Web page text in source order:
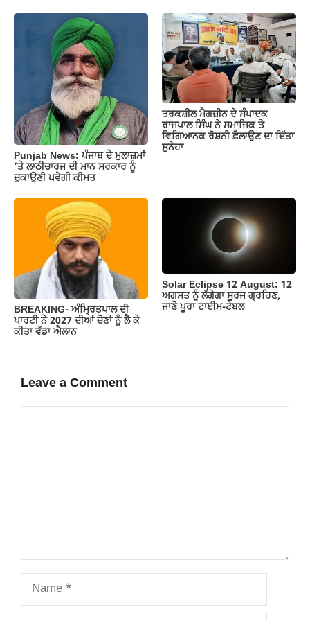
Punjab News: ਪੰਜਾਬ ਦੇ ਮੁਲਾਜ਼ਮਾਂ
‘ਤੇ ਲਾਠੀਚਾਰਜ ਦੀ ਮਾਨ ਸਰਕਾਰ ਨੂੰ
ਚੁਕਾਉਣੀ ਪਵੇਗੀ ਕੀਮਤ
ਤਰਕਸ਼ੀਲ ਮੈਗਜ਼ੀਨ ਦੇ ਸੰਪਾਦਕ
ਰਾਜਪਾਲ ਸਿੰਘ ਨੇ ਸਮਾਜਿਕ ਤੇ
ਵਿਗਿਆਨਕ ਰੋਸ਼ਨੀ ਫ਼ੈਲਾਉਣ ਦਾ ਦਿੱਤਾ
ਸੁਨੇਹਾ
BREAKING- ਅੰਮ੍ਰਿਤਪਾਲ ਦੀ
ਪਾਰਟੀ ਨੇ 2027 ਦੀਆਂ ਚੋਣਾਂ ਨੂੰ ਲੈ ਕੇ
ਕੀਤਾ ਵੱਡਾ ਐਲਾਨ
Solar Eclipse 12 August: 12
ਅਗਸਤ ਨੂੰ ਲੱਗੇਗਾ ਸੂਰਜ ਗ੍ਰਹਿਣ,
ਜਾਣੋ ਪੂਰਾ ਟਾਈਮ-ਟੇਬਲ
Leave a Comment
Name